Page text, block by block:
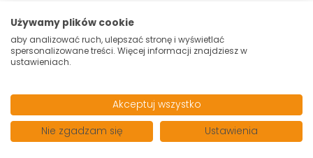
OGRANICZONĄ ODPOWIEDZIALNOŚCIĄ, ul.
Marszałkowska 58, 00-545 Warszawa, NIP:
5260006048, Spółka zarejestrowana przez
Sąd Rejonowy dla m.st. Warszawy w
numerem 0000153699. Kapitał zakładowy:
100 000 PLN.
© 2026 Wszystkie prawa zastrzeżone | Program dla biur
Używamy plików cookie
aby analizować ruch, ulepszać stronę i wyświetlać
spersonalizowane treści. Więcej informacji znajdziesz w
ustawieniach.
Akceptuj wszystko
Nie zgadzam się
Ustawienia